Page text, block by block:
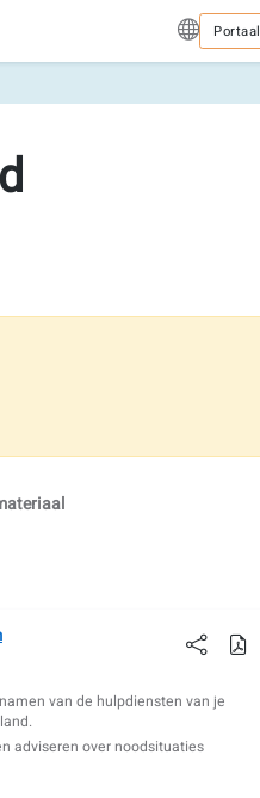
Portaal
van de hulpdiensten van je
adviseren over noodsituaties